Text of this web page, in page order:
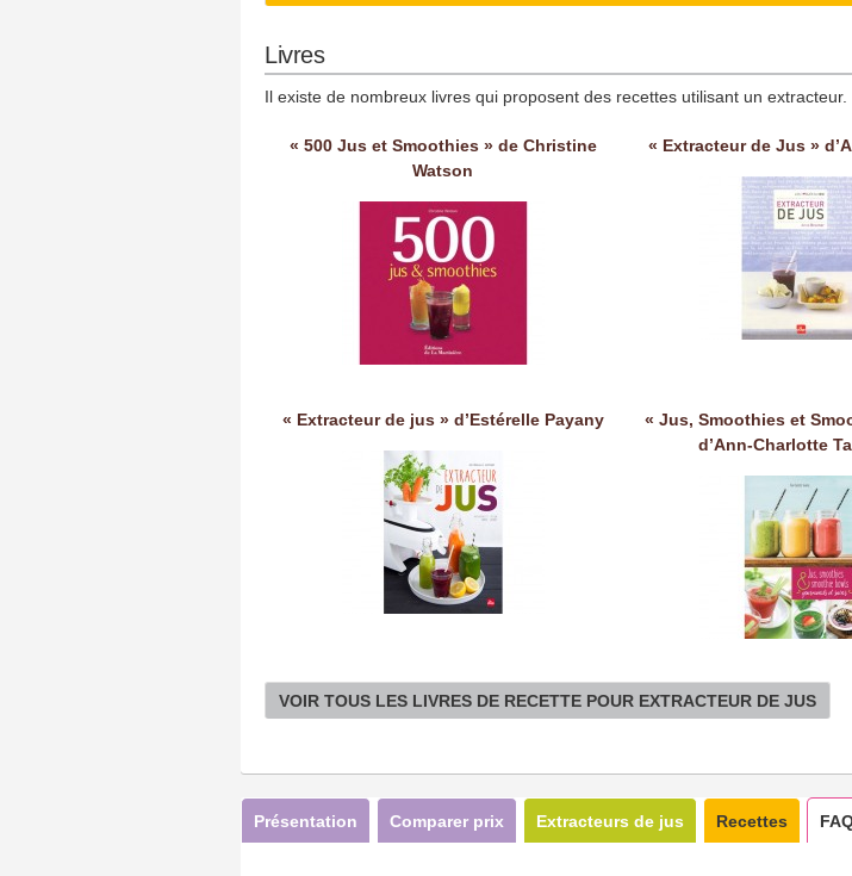
Livres
Il existe de nombreux livres qui proposent des recettes utilisant un extracteur.
« 500 Jus et Smoothies » de Christine
Watson
« Extracteur de Jus »
« Extracteur de jus » d’Estérelle Payany
« Jus, Smoothies et
d’Ann-Charlotte
VOIR TOUS LES LIVRES DE RECETTE POUR EXTRACTEUR DE JUS
Présentation Comparer prix Extracteurs de jus Recettes